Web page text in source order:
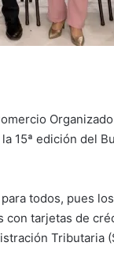
15ª edición del
todos, pues
con tarjetas de
Tributaria